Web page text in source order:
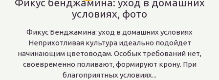
Фикус бенджамина: уход в домашних
условиях, фото
Фикус Бенджамина: уход в домашних условиях
Неприхотливая культура идеально подойдет
начинающим цветоводам. Особых требований нет,
своевременно поливают, формируют крону. При
благоприятных условиях...